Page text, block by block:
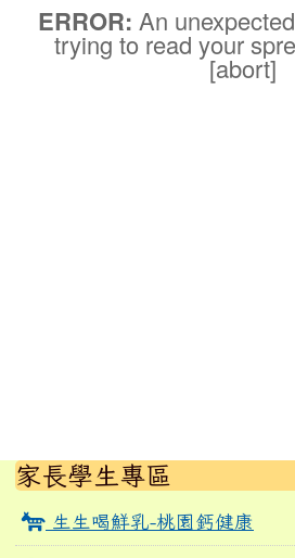
ERROR: An
trying to read your
[abort]
左邊區域內容
家長學生專區
生生喝鮮乳-桃園鈣健康